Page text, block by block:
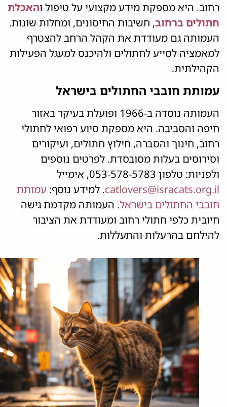
רחוב. היא מספקת מידע מקצועי על טיפול והאכלת
חתולים ברחוב, חשיבות החיסונים, ומחלות שונות.
העמותה גם מעודדת את הקהל הרחב להצטרף
למאמציה לסייע לחתולים ולהיכנס למעגל הפעילות
הקהילתית.
עמותת חובבי החתולים בישראל
העמותה נוסדה ב-1966 ופועלת בעיקר באזור
חיפה והסביבה. היא מספקת סיוע רפואי לחתולי
רחוב, חינוך והסברה, חילוץ חתולים, ועיקורים
וסירוסים בעלות מסובסדת. לפרטים נוספים
ולפניות: טלפון 053-578-5783, אימייל
catlovers@isracats.org.il. למידע נוסף: עמותת
חובבי החתולים בישראל. העמותה מקדמת גישה
חיובית כלפי חתולי רחוב ומעודדת את הציבור
להילחם בהרעלות והתעללות.